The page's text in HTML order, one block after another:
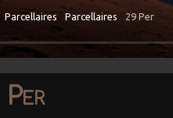
Parcellaires Parcellaires 29 Per